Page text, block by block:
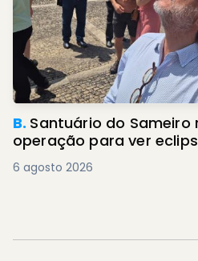
B. Santuário do Sameiro
operação para ver
6 agosto 2026